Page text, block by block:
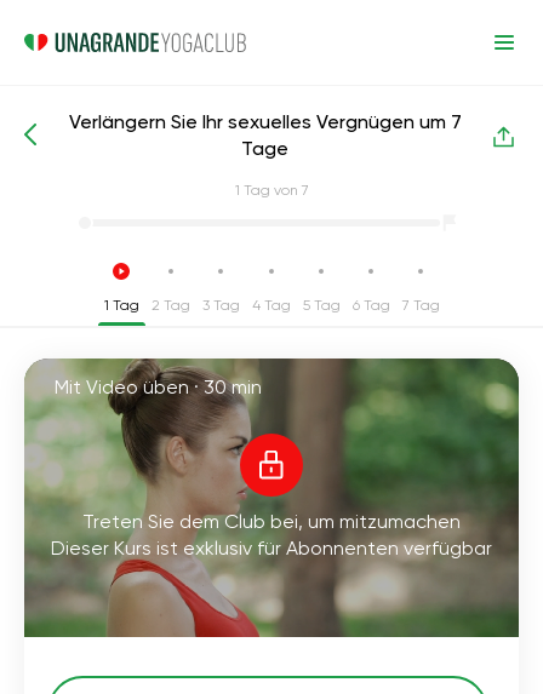
Sex
Verlängern Sie Ihr sexuelles Vergnügen um 7
Tage
1 Tag von 7
1 Tag 2 Tag 3 Tag 4 Tag 5 Tag 6 Tag 7 Tag
Mit Video üben ·30 min
Treten Sie dem Club bei, um mitzumachen
Dieser Kurs ist exklusiv für Abonnenten verfügbar